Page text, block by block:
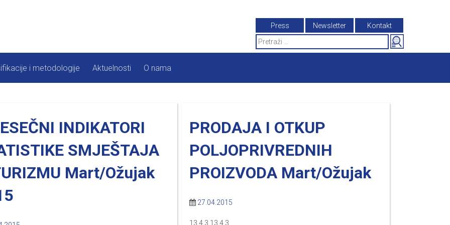
Press Newsletter
Kontakt
Search
for:
i metodologije Aktuelnosti O nama
INDIKATORI
SMJEŠTAJA
Mart/Ožujak
PRODAJA I OTKUP
POLJOPRIVREDNIH
PROIZVODA Mart/Ožujak
27.04.2015
13.4.3 13.4.3